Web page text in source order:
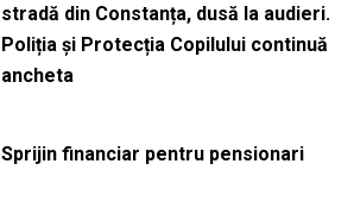
stradă din Constanța, dusă la audieri.
Poliția și Protecția Copilului continuă
ancheta
Sprijin financiar pentru pensionari